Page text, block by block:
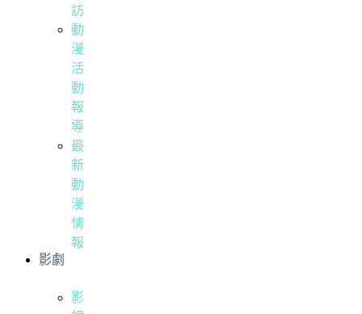
訪
動
漫
活
動
報
導
最
新
動
漫
情
報
影劇
影